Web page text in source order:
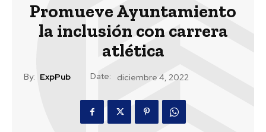
Promueve Ayuntamiento
la inclusión con carrera
atlética
By: ExpPub Date: diciembre 4, 2022